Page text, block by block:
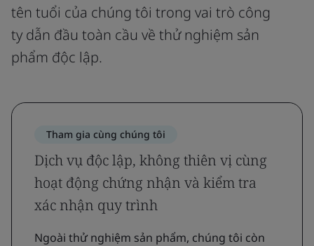
tên tuổi của chúng tôi trong vai trò công
ty dẫn đầu toàn cầu về thử nghiệm sản
phẩm độc lập.
Tham gia cùng chúng tôi
Dịch vụ độc lập, không thiên vị cùng
hoạt động chứng nhận và kiểm tra
xác nhận quy trình
Ngoài thử nghiệm sản phẩm, chúng tôi còn